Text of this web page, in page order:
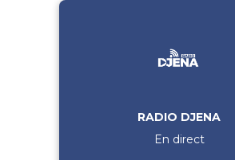
RADIO DJENA
En direct